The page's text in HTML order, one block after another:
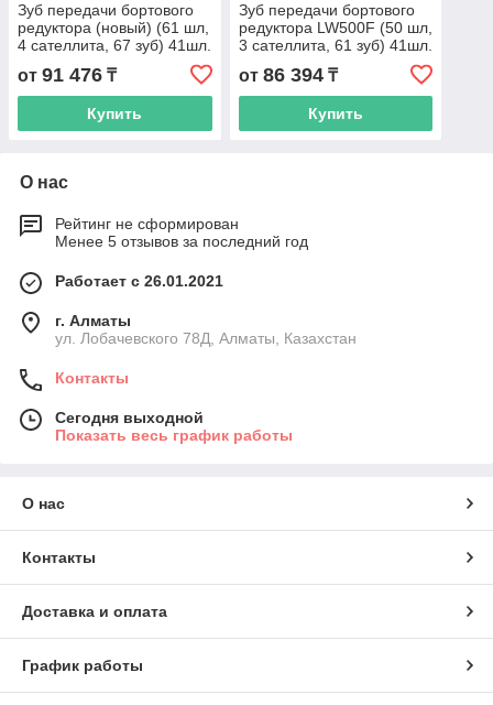
Зуб передачи бортового
редуктора (новый) (61 шл,
4 сателлита, 67 зуб) 41шл.
от 91 476 ₸
Купить
Зуб передачи бортового
редуктора LW500F (50 шл,
3 сателлита, 61 зуб) 41шл.
от 86 394₸
Купить
О нас
Рейтинг не сформирован
Менее 5 отзывов за последний год
Работает с 26.01.2021
г. Алматы
ул. Лобачевского 78Д, Алматы, Казахстан
Контакты
Сегодня выходной
Показать весь график работы
О нас
Контакты
Доставка и оплата
График работы